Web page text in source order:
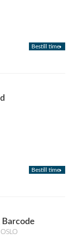
Bestill time
Bestill time
Barcode